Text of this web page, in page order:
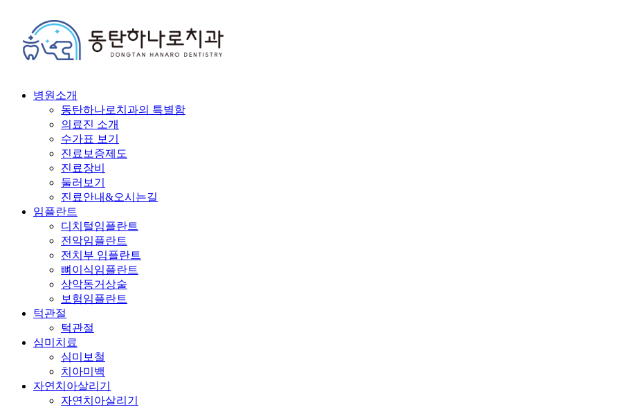
병원소개
동탄하나로치과의 특별함
의료진 소개
수가표 보기
진료보증제도
진료장비
둘러보기
진료안내&오시는길
임플란트
디치털임플란트
전악임플란트
전치부 임플란트
뼈이식임플란트
상악동거상술
보험임플란트
턱관절
턱관절
심미치료
심미보철
치아미백
자연치아살리기
자연치아살리기